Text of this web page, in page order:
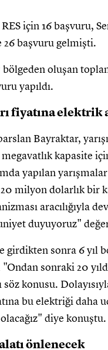
için 16 başvuru,
26 başvuru gelmişti.
oluşan
yapıldı.
fiyatına elektrik
Bayraktar,
kapasite
yapılan
milyon dolarlık bir
aracılığıyla
duyuyoruz"
sonra 6 yıl
sonraki 20
konusu.
bu elektriği daha
diye konuştu.
önlenecek